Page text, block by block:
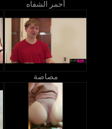
أحمر الشفاه
مصاصة